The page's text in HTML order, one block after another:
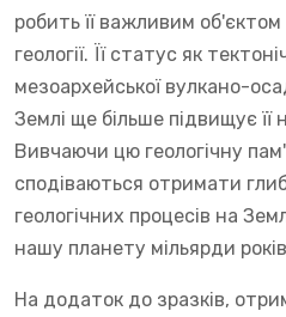
робить її важливим
геології. Її статус як
мезоархейської вулкано-
Землі ще більше підвищує її
Вивчаючи цю геологічну
сподіваються отримати
геологічних процесів на
нашу планету мільярди
На додаток до зразків,